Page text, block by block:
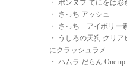
・ ポンヌフ てにをは彩
・ さっち アッシュ
・ さっち アイボリー
・
うしろの天狗 クリア
にクラッシュラメ
・ ハムラ だらん One